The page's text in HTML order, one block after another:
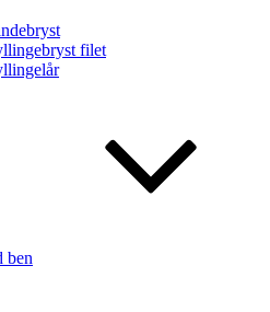
filet
ben